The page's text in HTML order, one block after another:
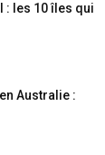
: les 10 îles qui
Australie :